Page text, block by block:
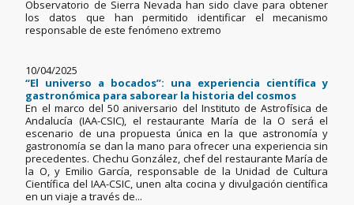
Observatorio de Sierra Nevada han sido clave para obtener
los datos que han permitido identificar el mecanismo
responsable de este fenómeno extremo
10/04/2025
“El universo a bocados”: una experiencia científica y
gastronómica para saborear la historia del cosmos
En el marco del 50 aniversario del Instituto de Astrofísica de
Andalucía (IAA-CSIC), el restaurante María de la O será el
escenario de una propuesta única en la que astronomía y
gastronomía se dan la mano para ofrecer una experiencia sin
precedentes. Chechu González, chef del restaurante María de
la O, y Emilio García, responsable de la Unidad de Cultura
Científica del IAA-CSIC, unen alta cocina y divulgación científica
en un viaje a través de...